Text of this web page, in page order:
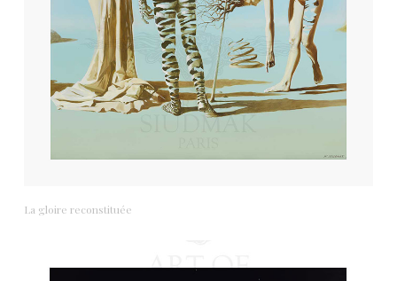
La gloire reconstituée